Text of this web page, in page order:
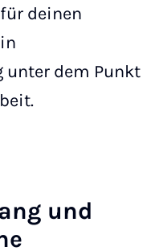
deinen
unter dem Punkt
und